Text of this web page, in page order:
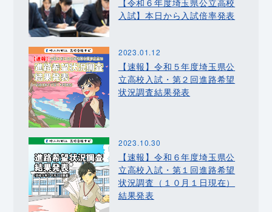
【令和６年度埼玉県公立高校
入試】本日から入試倍率発表
2023.01.12
【速報】令和５年度埼玉県公
立高校入試・第２回進路希望
状況調査結果発表
2023.10.30
【速報】令和６年度埼玉県公
立高校入試・第１回進路希望
状況調査（１０月１日現在）
結果発表